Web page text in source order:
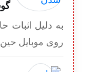
به دلیل اثبات
روی موبایل